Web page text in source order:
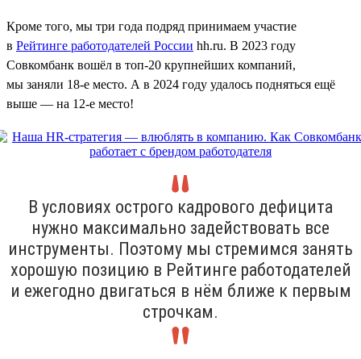
Кроме того, мы три года подряд принимаем участие
в Рейтинге работодателей России hh.ru. В 2023 году
Совкомбанк вошёл в топ-20 крупнейших компаний,
мы заняли 18-е место. А в 2024 году удалось подняться ещё
выше — на 12-е место!
В условиях острого кадрового дефицита
нужно максимально задействовать все
инструменты. Поэтому мы стремимся занять
хорошую позицию в Рейтинге работодателей
и ежегодно двигаться в нём ближе к первым
строчкам.